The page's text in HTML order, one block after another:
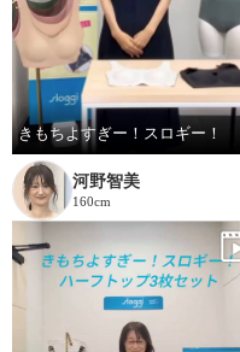
きもちよすぎー！スロギー！
河野智美
160cm